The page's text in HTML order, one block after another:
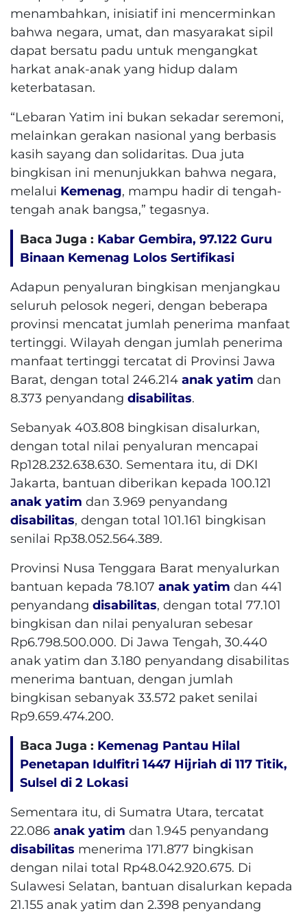
menambahkan, inisiatif ini mencerminkan
bahwa negara, umat, dan masyarakat sipil
dapat bersatu padu untuk mengangkat
harkat anak-anak yang hidup dalam
keterbatasan.
“Lebaran Yatim ini bukan sekadar seremoni,
melainkan gerakan nasional yang berbasis
kasih sayang dan solidaritas. Dua juta
bingkisan ini menunjukkan bahwa negara,
melalui Kemenag, mampu hadir di tengah-
tengah anak bangsa,” tegasnya.
Baca Juga : Kabar Gembira, 97.122 Guru
Binaan Kemenag Lolos Sertifikasi
Adapun penyaluran bingkisan menjangkau
seluruh pelosok negeri, dengan beberapa
provinsi mencatat jumlah penerima manfaat
tertinggi. Wilayah dengan jumlah penerima
manfaat tertinggi tercatat di Provinsi Jawa
Barat, dengan total 246.214 anak yatim dan
8.373 penyandang disabilitas.
Sebanyak 403.808 bingkisan disalurkan,
dengan total nilai penyaluran mencapai
Rp128.232.638.630. Sementara itu, di DKI
Jakarta, bantuan diberikan kepada 100.121
anak yatim dan 3.969 penyandang
disabilitas, dengan total 101.161 bingkisan
senilai Rp38.052.564.389.
Provinsi Nusa Tenggara Barat menyalurkan
bantuan kepada 78.107 anak yatim dan 441
penyandang disabilitas, dengan total 77.101
bingkisan dan nilai penyaluran sebesar
Rp6.798.500.000. Di Jawa Tengah, 30.440
anak yatim dan 3.180 penyandang disabilitas
menerima bantuan, dengan jumlah
bingkisan sebanyak 33.572 paket senilai
Rp9.659.474.200.
Baca Juga : Kemenag Pantau Hilal
Penetapan Idulfitri 1447 Hijriah di 117 Titik,
Sulsel di 2 Lokasi
Sementara itu, di Sumatra Utara, tercatat
22.086 anak yatim dan 1.945 penyandang
disabilitas menerima 171.877 bingkisan
dengan nilai total Rp48.042.920.675. Di
Sulawesi Selatan, bantuan disalurkan kepada
21.155 anak yatim dan 2.398 penyandang